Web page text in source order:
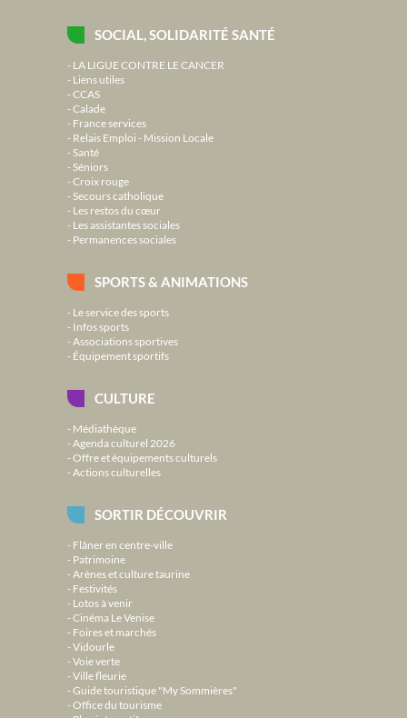
SOCIAL, SOLIDARITÉ SANTÉ
LA LIGUE CONTRE LE CANCER
Liens utiles
CCAS
Calade
France services
Relais Emploi - Mission Locale
Santé
Séniors
Croix rouge
Secours catholique
Les restos du cœur
Les assistantes sociales
Permanences sociales
SPORTS & ANIMATIONS
Le service des sports
Infos sports
Associations sportives
Équipement sportifs
CULTURE
Médiathèque
Agenda culturel 2026
Offre et équipements culturels
Actions culturelles
SORTIR DÉCOUVRIR
Flâner en centre-ville
Patrimoine
Arènes et culture taurine
Festivités
Lotos à venir
Cinéma Le Venise
Foires et marchés
Vidourle
Voie verte
Ville fleurie
Guide touristique "My Sommières"
Office du tourisme